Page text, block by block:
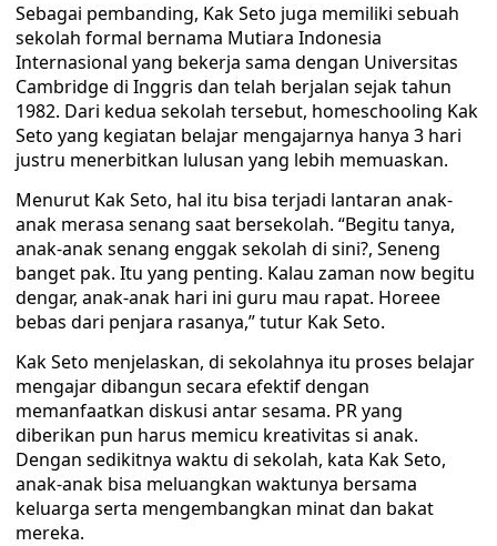
Sebagai pembanding, Kak Seto juga memiliki sebuah
sekolah formal bernama Mutiara Indonesia
Internasional yang bekerja sama dengan Universitas
Cambridge di Inggris dan telah berjalan sejak tahun
1982. Dari kedua sekolah tersebut, homeschooling Kak
Seto yang kegiatan belajar mengajarnya hanya 3 hari
justru menerbitkan lulusan yang lebih memuaskan.
Menurut Kak Seto, hal itu bisa terjadi lantaran anak-
anak merasa senang saat bersekolah. “Begitu tanya,
anak-anak senang enggak sekolah di sini?, Seneng
banget pak. Itu yang penting. Kalau zaman now begitu
dengar, anak-anak hari ini guru mau rapat. Horeee
bebas dari penjara rasanya,” tutur Kak Seto.
Kak Seto menjelaskan, di sekolahnya itu proses belajar
mengajar dibangun secara efektif dengan
memanfaatkan diskusi antar sesama. PR yang
diberikan pun harus memicu kreativitas si anak.
Dengan sedikitnya waktu di sekolah, kata Kak Seto,
anak-anak bisa meluangkan waktunya bersama
keluarga serta mengembangkan minat dan bakat
mereka.